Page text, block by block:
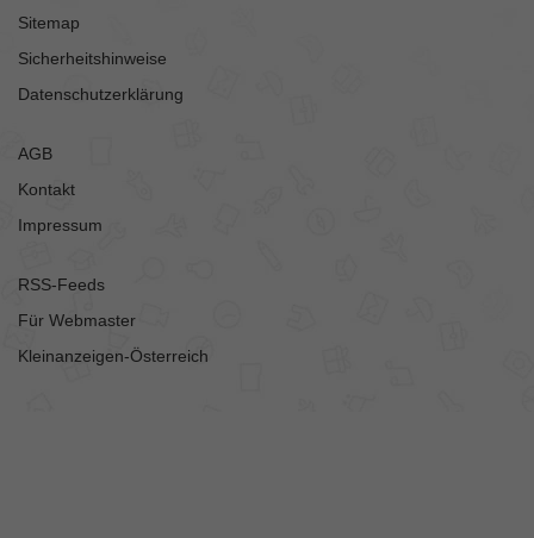
Sitemap
Sicherheitshinweise
Datenschutzerklärung
AGB
Kontakt
Impressum
RSS-Feeds
Für Webmaster
Kleinanzeigen-Österreich